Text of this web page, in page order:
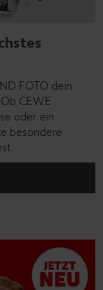
FOTO dein
CEWE
oder ein
besondere